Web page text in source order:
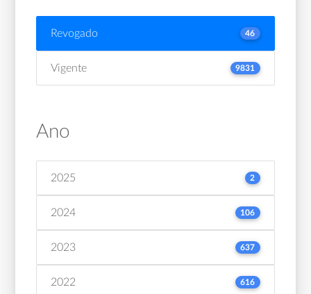
Revogado 46
Vigente 9831
Ano
2025 2
2024 106
2023 637
2022 616